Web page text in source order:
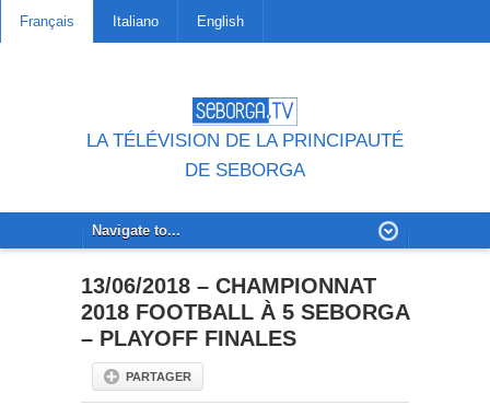
Français Italiano English
LA TÉLÉVISION DE LA PRINCIPAUTÉ
DE SEBORGA
13/06/2018 – CHAMPIONNAT
2018 FOOTBALL À 5 SEBORGA
– PLAYOFF FINALES
PARTAGER